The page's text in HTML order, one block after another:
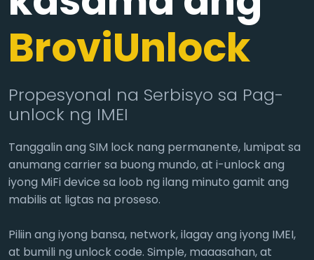
BroviUnlock
Propesyonal na Serbisyo sa Pag-
unlock ng IMEI
Tanggalin ang SIM lock nang permanente, lumipat sa
anumang carrier sa buong mundo, at i-unlock ang
iyong MiFi device sa loob ng ilang minuto gamit ang
mabilis at ligtas na proseso.
Piliin ang iyong bansa, network, ilagay ang iyong IMEI,
at bumili ng unlock code. Simple, maaasahan, at